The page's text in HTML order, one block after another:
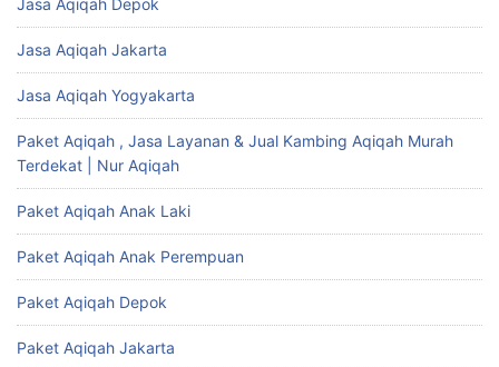
Jasa Aqiqah Jakarta
Jasa Aqiqah Yogyakarta
Paket Aqiqah , Jasa Layanan & Jual Kambing Aqiqah Murah
Terdekat | Nur Aqiqah
Paket Aqiqah Anak Laki
Paket Aqiqah Anak Perempuan
Paket Aqiqah Depok
Paket Aqiqah Jakarta